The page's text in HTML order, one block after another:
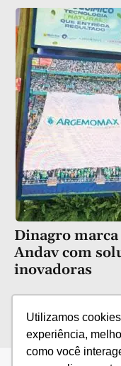
Utilizamos
experiência,
como você
Dinagro marca
Andav com
inovadoras